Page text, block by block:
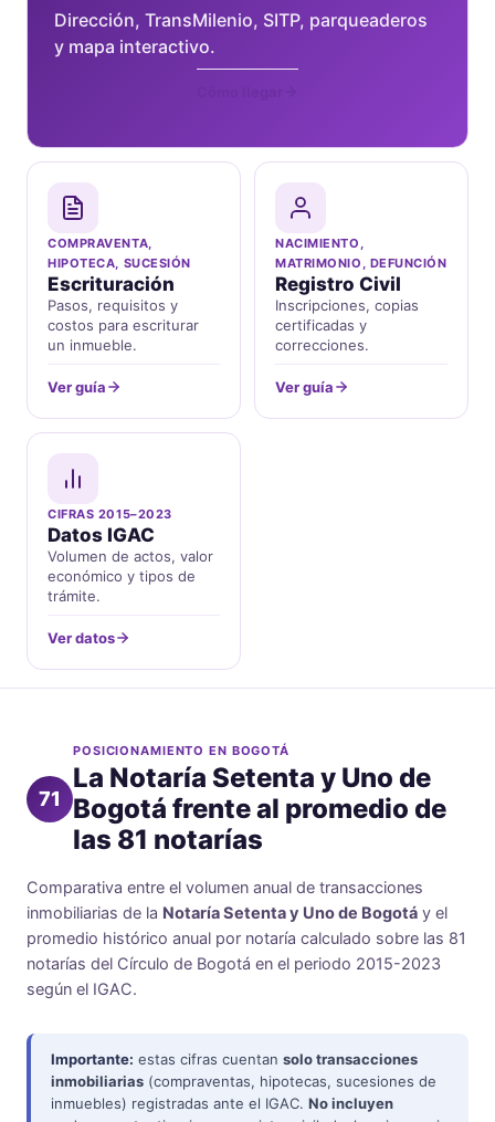
Dirección, TransMilenio, SITP, parqueaderos
y mapa interactivo.
COMPRAVENTA,
HIPOTECA, SUCESIÓN
Escrituración
Pasos, requisitos y
costos para escriturar
un inmueble.
Ver guía
NACIMIENTO,
MATRIMONIO, DEFUNCIÓN
Registro Civil
Inscripciones, copias
certificadas y
correcciones.
Ver guía
CIFRAS 2015–2023
Datos IGAC
Volumen de actos, valor
económico y tipos de
trámite.
Ver datos
71
POSICIONAMIENTO EN BOGOTÁ
La Notaría Setenta y Uno de
Bogotá frente al promedio de
las 81 notarías
Comparativa entre el volumen anual de transacciones
inmobiliarias de la Notaría Setenta y Uno de Bogotá y el
promedio histórico anual por notaría calculado sobre las 81
notarías del Círculo de Bogotá en el periodo 2015-2023
según el IGAC.
Importante: estas cifras cuentan solo transacciones
inmobiliarias (compraventas, hipotecas, sucesiones de
inmuebles) registradas ante el IGAC. No incluyen